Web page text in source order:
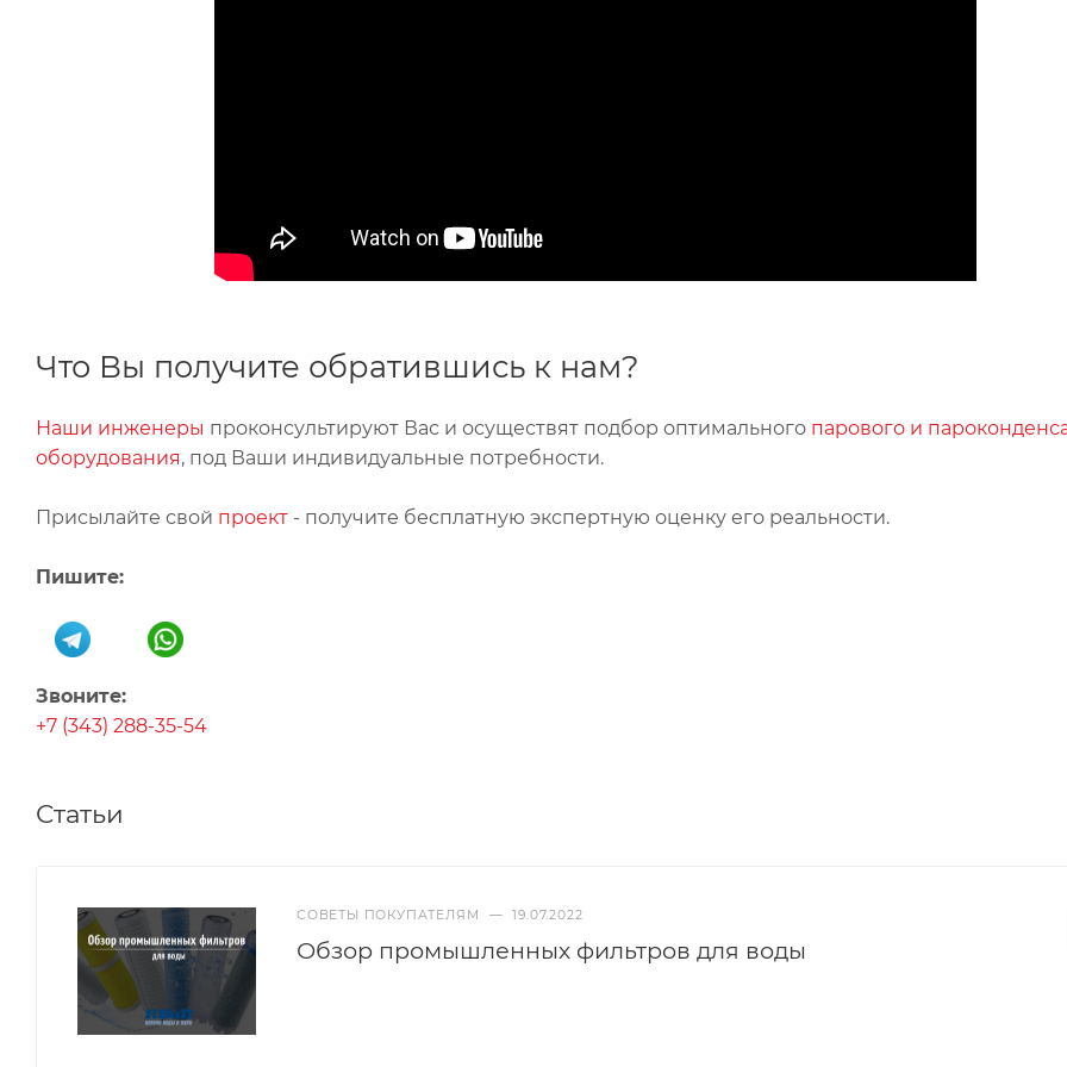
Что Вы получите обратившись к нам?
Наши инженеры проконсультируют Вас и осуществят подбор оптимального парового и
оборудования, под Ваши индивидуальные потребности.
Присылайте свой проект - получите бесплатную экспертную оценку его реальности.
Пишите:
Звоните:
+7 (343) 288-35-54
Статьи
СОВЕТЫ ПОКУПАТЕЛЯМ — 19.07.2022
Обзор промышленных фильтров для воды